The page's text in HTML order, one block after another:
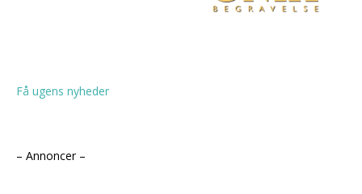
Få ugens nyheder
– Annoncer –